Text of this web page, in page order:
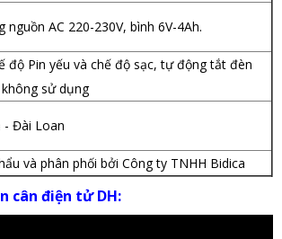
nguồn AC 220-230V, bình 6V-4Ah.
độ Pin yếu và chế độ sạc, tự động tắt đèn
sử dụng
- Đài Loan
và phân phối bởi Công ty TNHH Bidica
cân điện tử DH: